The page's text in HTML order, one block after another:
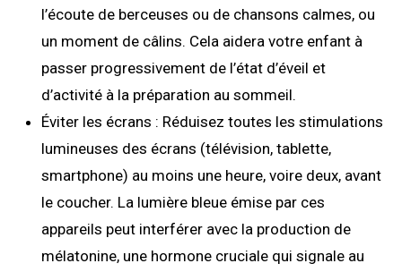
l’écoute de berceuses ou de chansons calmes, ou
un moment de câlins. Cela aidera votre enfant à
passer progressivement de l’état d’éveil et
d’activité à la préparation au sommeil.
Éviter les écrans : Réduisez toutes les stimulations
lumineuses des écrans (télévision, tablette,
smartphone) au moins une heure, voire deux, avant
le coucher. La lumière bleue émise par ces
appareils peut interférer avec la production de
mélatonine, une hormone cruciale qui signale au